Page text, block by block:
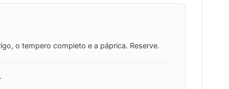
o tempero completo e a páprica. Reserve.